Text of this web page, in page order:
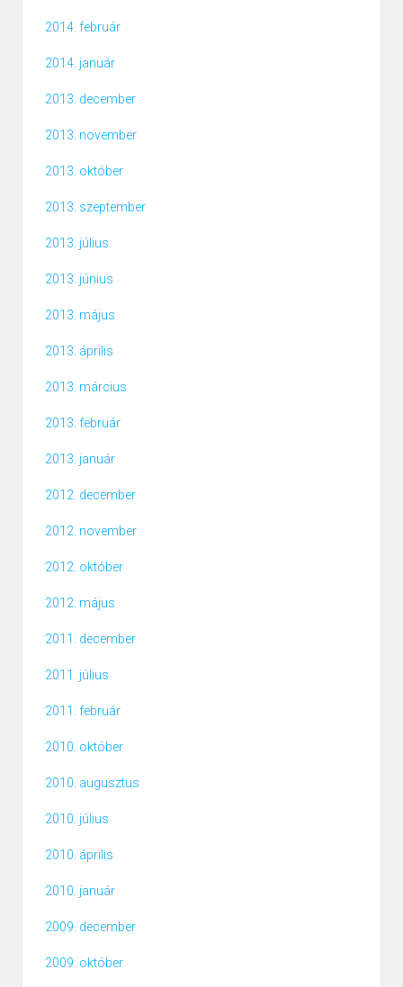
2014. február
2014. január
2013. december
2013. november
2013. október
2013. szeptember
2013. július
2013. június
2013. május
2013. április
2013. március
2013. február
2013. január
2012. december
2012. november
2012. október
2012. május
2011. december
2011. július
2011. február
2010. október
2010. augusztus
2010. július
2010. április
2010. január
2009. december
2009. október